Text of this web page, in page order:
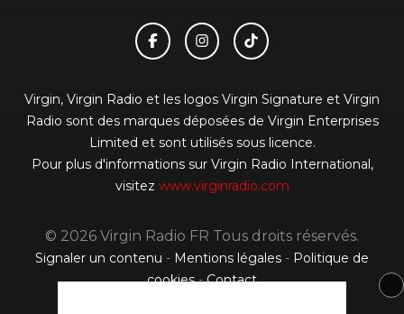
Virgin, Virgin Radio et les logos Virgin Signature et Virgin
Radio sont des marques déposées de Virgin Enterprises
Limited et sont utilisés sous licence.
Pour plus d'informations sur Virgin Radio International,
visitez www.virginradio.com
© 2026 Virgin Radio FR Tous droits réservés.
Signaler un contenu - Mentions légales - Politique de
cookies-Contact